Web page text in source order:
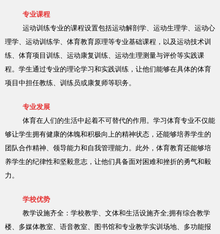
专业课程
运动训练专业的课程设置包括运动解剖学、运动生理学、运动心
理学、运动训练学、体育教育原理等专业基础课程，以及运动技术训
练、体育项目训练、运动康复训练、运动生理测量与评价等实践课
程。学生通过专业的理论学习和实践训练，让他们能够在具体的体育
项目中担任教练、训练员或康复师等职务。
专业发展
体育在人们的生活中起着不可替代的作用。学习体育专业不仅能
够让学生拥有健康的体魄和积极向上的精神状态，还能够培养学生的
团队合作精神、领导能力和自我管理能力。此外，体育教育还能够培
养学生的纪律性和坚毅意志，让他们具备面对困难和挫折的勇气和毅
力。
学校优势
教学设施齐全：学校教学、文体和生活设施齐全;拥有综合教学
楼、多媒体教室、语音教室、图书馆和专业教学实训场地、多功能报